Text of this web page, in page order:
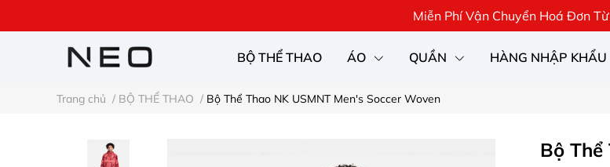
Miễn Phí Vận Chuyển Hoá Đơn
BỘ THỂ THAO ÁO QUẦN HÀNG NHẬP KHẨU
Trang chủ / BỘ THỂ THAO / Bộ Thể Thao NK USMNT Men's Soccer Woven
Bộ Thể